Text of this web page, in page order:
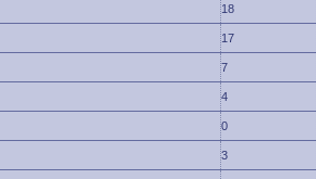
18
17
7
4
0
3